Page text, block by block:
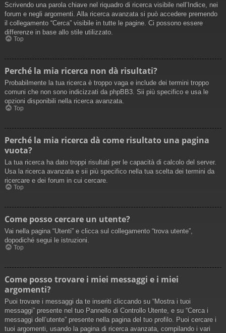
Scrivendo una parola chiave nel riquadro di ricerca visibile nell’Indice, nei
forum e negli argomenti. Alla ricerca avanzata si può accedere premendo
il collegamento “Cerca” visibile in tutte le pagine. Ci possono essere
differenze in base allo stile utilizzato.
Top
Perché la mia ricerca non dà risultati?
Probabilmente la tua ricerca è troppo vaga e include dei termini troppo
comuni che non sono indicizzati da phpBB3. Sii più specifico e usa le
opzioni disponibili nella ricerca avanzata.
Top
Perché la mia ricerca dà come risultato una pagina
vuota?
La tua ricerca ha dato troppi risultati per le capacità di calcolo del server.
Usa la ricerca avanzata e sii più specifico nella tua scelta dei termini da
ricercare e dei forum in cui cercare.
Top
Come posso cercare un utente?
Vai nella pagina “Utenti” e clicca sul collegamento “trova utente”,
dopodiché segui le istruzioni.
Top
Come posso trovare i miei messaggi e i miei
argomenti?
Puoi trovare i messaggi da te inseriti cliccando su “Mostra i tuoi
messaggi” presente nel tuo Pannello di Controllo Utente, e su “Cerca i
messaggi dell’utente” presente nella pagina del tuo profilo. Puoi cercare i
tuoi argomenti, usando la pagina di ricerca avanzata, compilando i vari